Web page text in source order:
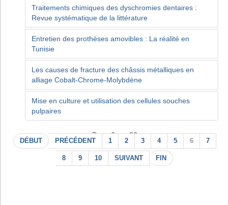
Traitements chimiques des dyschromies dentaires :
Revue systématique de la littérature
Entretien des prothèses amovibles : La réalité en
Tunisie
Les causes de fracture des châssis métalliques en
alliage Cobalt-Chrome-Molybdène
Mise en culture et utilisation des cellules souches
pulpaires
Page 6 sur 22
DÉBUT PRÉCÉDENT 1 2 3 4 5 6 7
8 9 10 SUIVANT FIN